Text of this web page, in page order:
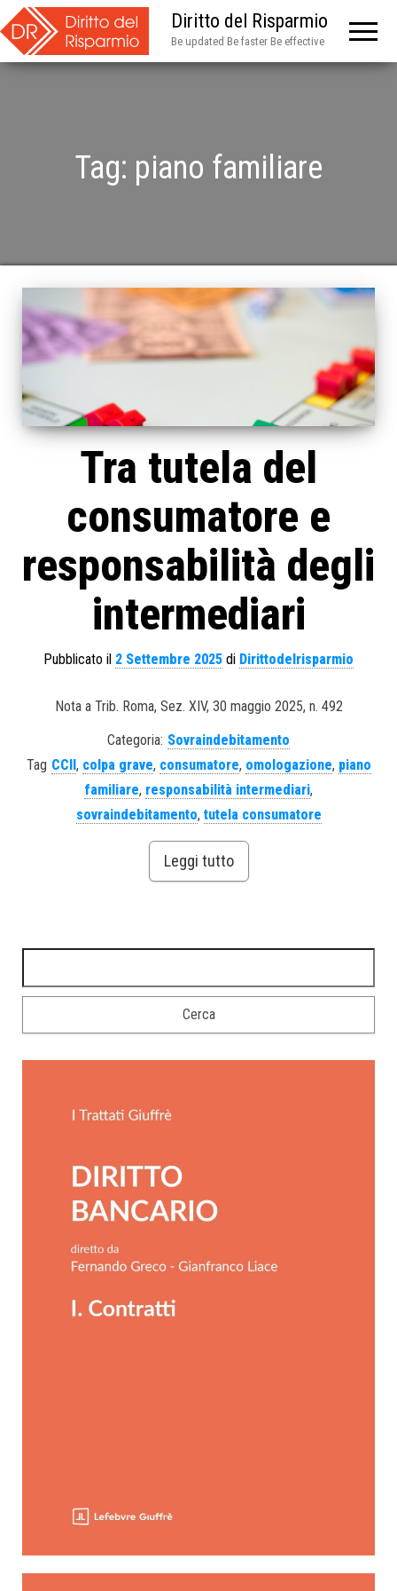
Diritto del Risparmio
Be updated Be faster Be effective
Tag: piano familiare
Tra tutela del
consumatore e
responsabilità degli
intermediari
Pubblicato il 2 Settembre 2025 di Dirittodelrisparmio
Nota a Trib. Roma, Sez. XIV, 30 maggio 2025, n. 492
Categoria: Sovraindebitamento
Tag CCII , colpa grave, consumatore, omologazione, piano
familiare, responsabilità intermediari,
sovraindebitamento, tutela consumatore
Leggi tutto